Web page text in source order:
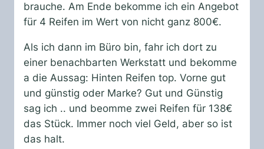
brauche. Am Ende bekomme ich ein Angebot
für 4 Reifen im Wert von nicht ganz 800€.
Als ich dann im Büro bin, fahr ich dort zu
einer benachbarten Werkstatt und bekomme
a die Aussag: Hinten Reifen top. Vorne gut
und günstig oder Marke? Gut und Günstig
sag ich .. und beomme zwei Reifen für 138€
das Stück. Immer noch viel Geld, aber so ist
das halt.